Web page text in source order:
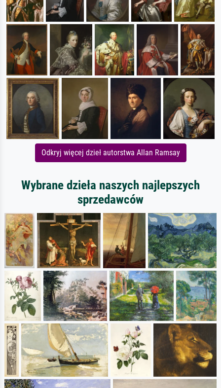
Odkryj więcej dzieł autorstwa Allan Ramsay
Wybrane dzieła naszych najlepszych
sprzedawców